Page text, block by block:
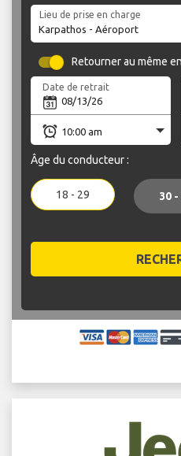
Lieu de prise en charge
Retourner au même
Date de retrait
Âge du conducteur :
18 - 29 30 -